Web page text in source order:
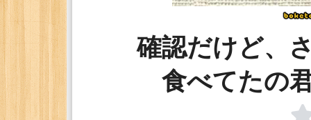
確認だけど、
食べてたの